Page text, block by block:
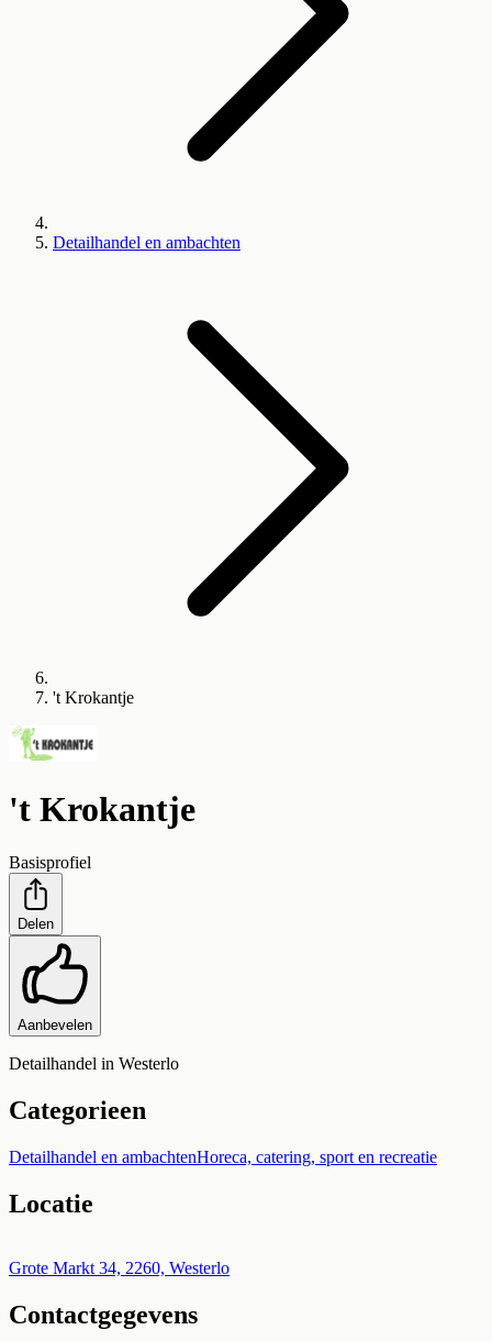
Detailhandel en ambachten
't Krokantje
't Krokantje
Basisprofiel
Delen
Aanbevelen
Detailhandel in Westerlo
Categorieen
Detailhandel en ambachtenHoreca, catering, sport en recreatie
Locatie
+
−
Grote Markt 34, 2260, Westerlo
Contactgegevens